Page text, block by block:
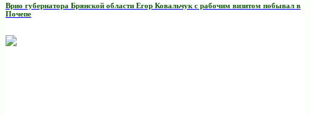
Врио губернатора Брянской области Егор Ковальчук с рабочим визитом побывал в
Почепе